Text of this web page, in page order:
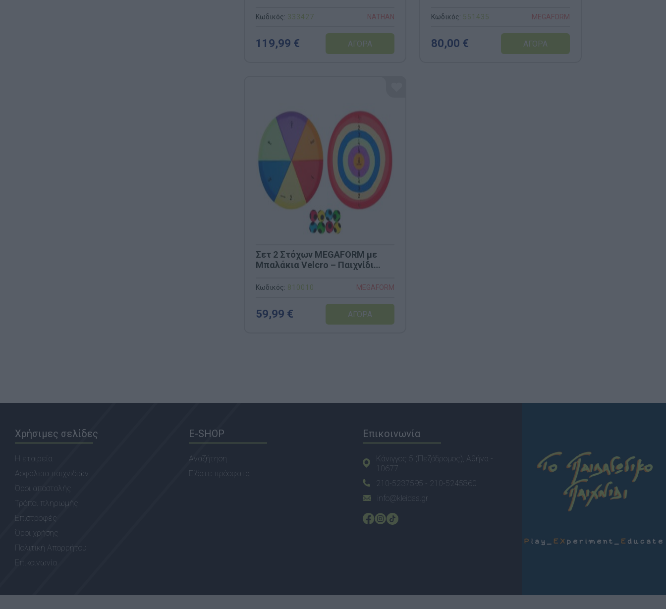
Χώρο (Κωδ. 333427)
Κωδικός: 333427 NATHAN
119,99 €
Κωδικός: 551435 MEGAFORM
80,00 €
Σετ 2 Στόχων MEGAFORM με
Μπαλάκια Velcro – Παιχνίδι
Κωδικός: 810010 MEGAFORM
59,99 €
Χρήσιμες σελίδες
Η εταιρεία
Ασφάλεια παιχνιδιών
Όροι αποστολής
Τρόποι πληρωμής
Επιστροφές
Όροι χρήσης
Πολιτική Απορρήτου
Επικοινωνία
E-SHOP
Αναζήτηση
Είδατε πρόσφατα
Επικοινωνία
Κάνιγγος 5 (Πεζόδρομος), Αθήνα -
10677
210-5237595 - 210-5245860
info@kleidas.gr